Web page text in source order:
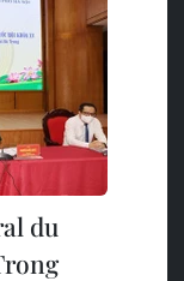
du